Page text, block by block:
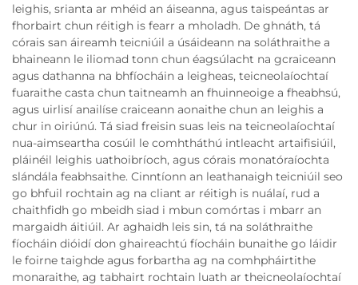
leighis, srianta ar mhéid an áiseanna, agus taispeántas ar
fhorbairt chun réitigh is fearr a mholadh. De ghnáth, tá
córais san áireamh teicniúil a úsáideann na soláthraithe a
bhaineann le iliomad tonn chun éagsúlacht na gcraiceann
agus dathanna na bhfíocháin a leigheas, teicneolaíochtaí
fuaraithe casta chun taitneamh an fhuinneoige a fheabhsú,
agus uirlisí anailíse craiceann aonaithe chun an leighis a
chur in oiriúnú. Tá siad freisin suas leis na teicneolaíochtaí
nua-aimseartha cosúil le comhtháthú intleacht artaifisiúil,
pláinéil leighis uathoibríoch, agus córais monatóraíochta
slándála feabhsaithe. Cinntíonn an leathanaigh teicniúil seo
go bhfuil rochtain ag na cliant ar réitigh is nuálaí, rud a
chaithfidh go mbeidh siad i mbun comórtas i mbarr an
margaidh áitiúil. Ar aghaidh leis sin, tá na soláthraithe
fíocháin dióidí don ghaireachtú fíocháin bunaithe go láidir
le foirne taighde agus forbartha ag na comhpháirtithe
monaraithe, ag tabhairt rochtain luath ar theicneolaíochtaí